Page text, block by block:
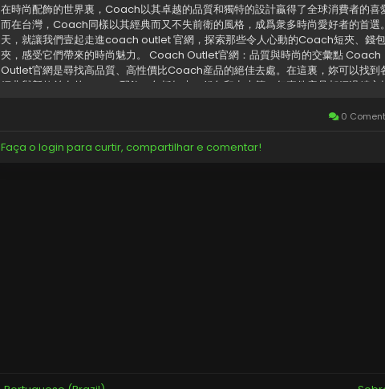
在時尚配飾的世界裏，Coach以其卓越的品質和獨特的設計贏得了全球消費者的喜
而在台灣，Coach同樣以其經典而又不失前衛的風格，成爲衆多時尚愛好者的首選
天，就讓我們壹起走進coach outlet 官網，探索那些令人心動的Coach短夾、錢
夾，感受它們帶來的時尚魅力。 Coach Outlet官網：品質與時尚的交彙點 Coach
Outlet官網是尋找高品質、高性價比Coach産品的絕佳去處。在這裏，妳可以找到
經典與新款並存的Coach配飾，包括短夾、錢包和卡夾等。每壹件産品都經過精心
夾：簡約而不失格調 coach 短夾以其簡約的設計風格，展現了品牌對時尚的獨特
Coach...
0
Faça o login para curtir, compartilhar e comentar!